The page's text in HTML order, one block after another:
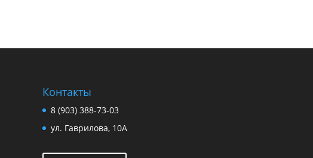
Контакты
8 (903) 388-73-03
ул. Гаврилова, 10А